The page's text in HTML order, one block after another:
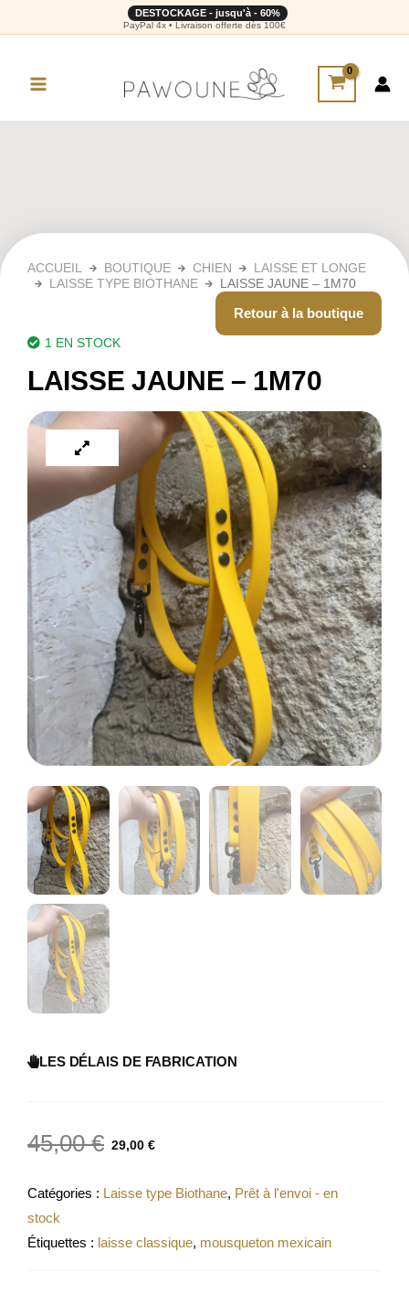
DESTOCKAGE - jusqu'à - 60%
PayPal 4x • Livraison offerte dès 100€
ACCUEIL BOUTIQUE CHIEN
LAISSE ET LONGE
LAISSE TYPE BIOTHANE
LAISSE JAUNE – 1M70
Retour à la boutique
1 EN STOCK
LAISSE JAUNE – 1M70
LES DÉLAIS DE FABRICATION
45,00€ 29,00 €
Catégories : Laisse type Biothane, Prêt à l'envoi - en
stock
Étiquettes : laisse classique, mousqueton mexicain